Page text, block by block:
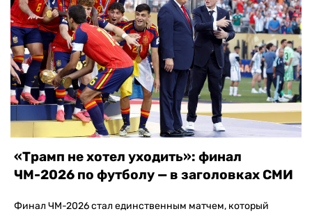
«Трамп не хотел уходить»: финал
ЧМ-2026 по футболу — в заголовках СМИ
Финал ЧМ-2026 стал единственным матчем, который